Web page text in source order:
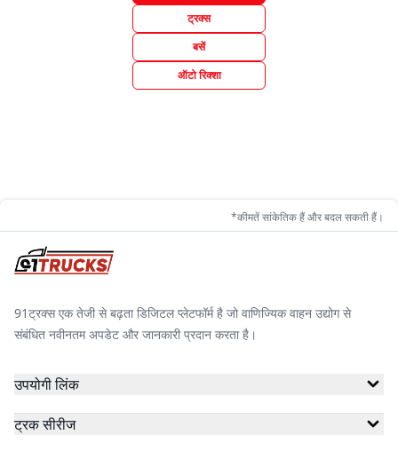
ट्रक्स
बसें
ऑटो रिक्शा
*कीमतें सांकेतिक हैं और बदल सकती हैं।
91ट्रक्स एक तेजी से बढ़ता डिजिटल प्लेटफॉर्म है जो वाणिज्यिक वाहन उद्योग से
संबंधित नवीनतम अपडेट और जानकारी प्रदान करता है।
उपयोगी लिंक
ट्रक सीरीज